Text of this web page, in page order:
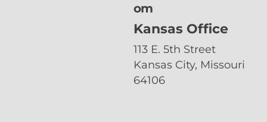
om
Kansas Office
113 E. 5th Street
Kansas City, Missouri
64106